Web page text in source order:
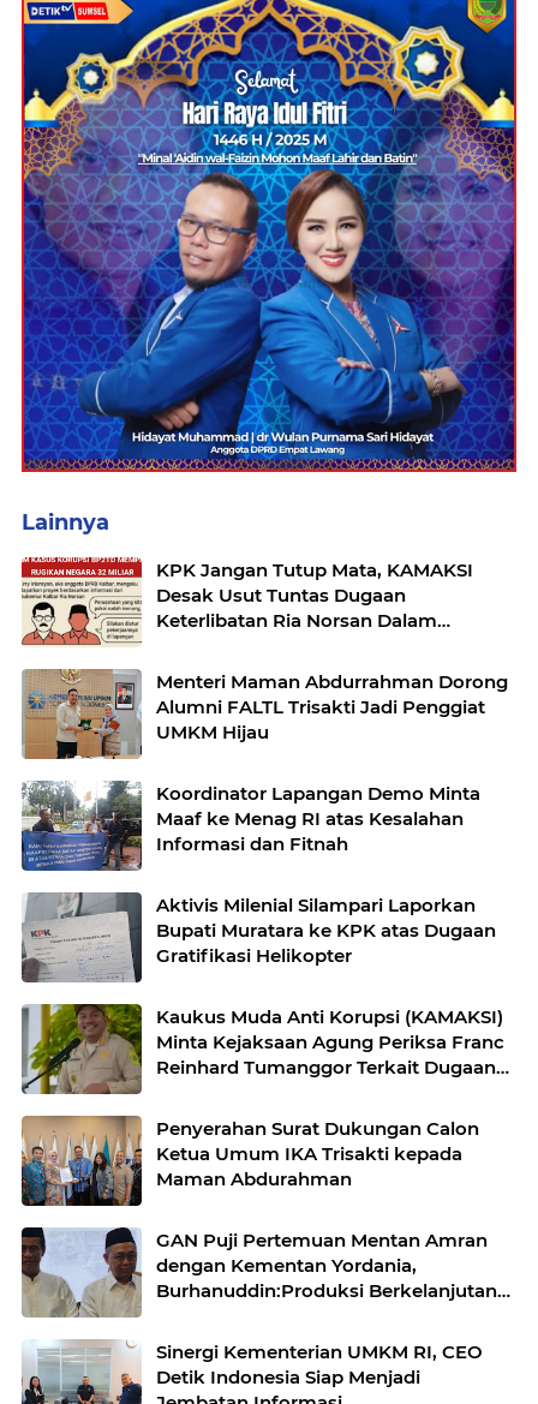
Lainnya
KPK Jangan Tutup Mata, KAMAKSI
Desak Usut Tuntas Dugaan
Keterlibatan Ria Norsan Dalam
Menteri Maman Abdurrahman Dorong
Alumni FALTL Trisakti Jadi Penggiat
UMKM Hijau
Koordinator Lapangan Demo Minta
Maaf ke Menag RI atas Kesalahan
Informasi dan Fitnah
Aktivis Milenial Silampari Laporkan
Bupati Muratara ke KPK atas Dugaan
Gratifikasi Helikopter
Kaukus Muda Anti Korupsi (KAMAKSI)
Minta Kejaksaan Agung Periksa Franc
Reinhard Tumanggor Terkait Dugaan
Goreng
Penyerahan Surat Dukungan Calon
Ketua Umum IKA Trisakti kepada
Maman Abdurahman
GAN Puji Pertemuan Mentan Amran
dengan Kementan Yordania,
Burhanuddin:Produksi Berkelanjutan
Sinergi Kementerian UMKM RI, CEO
Detik Indonesia Siap Menjadi